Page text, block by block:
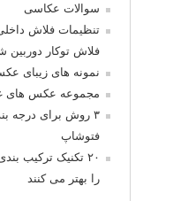
سوالات عکاسی
تنظیمات فلاش
فلاش توکار دوربین
نمونه های زیبای
مجموعه عکس های
۳ روش برای درجه
فتوشاپ
۲۰ تکنیک ترکیب
را بهتر می کنند